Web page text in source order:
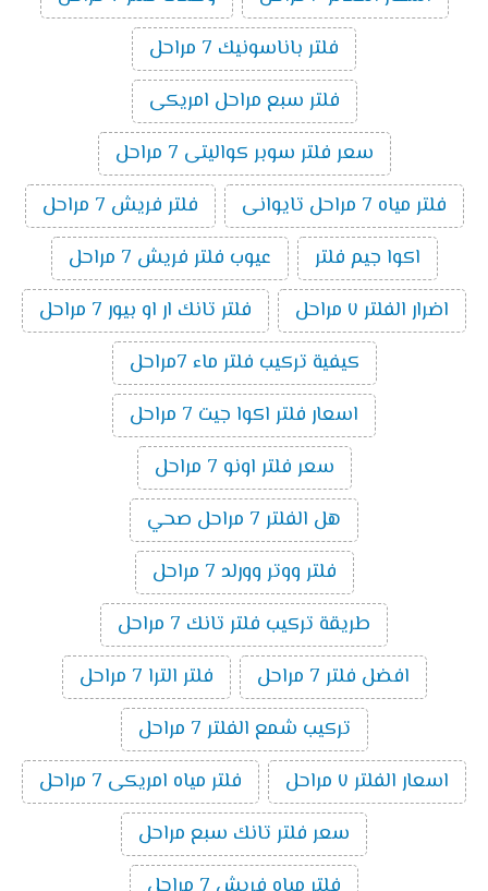
فلتر باناسونيك 7 مراحل
فلتر سبع مراحل امريكى
سعر فلتر سوبر كواليتى 7 مراحل
فلتر مياه 7 مراحل تايوانى
فلتر فريش 7 مراحل
اكوا جيم فلتر
عيوب فلتر فريش 7 مراحل
اضرار الفلتر ٧ مراحل
فلتر تانك ار او بيور 7 مراحل
كيفية تركيب فلتر ماء 7مراحل
اسعار فلتر اكوا جيت 7 مراحل
سعر فلتر اونو 7 مراحل
هل الفلتر 7 مراحل صحي
فلتر ووتر وورلد 7 مراحل
طريقة تركيب فلتر تانك 7 مراحل
افضل فلتر 7 مراحل
فلتر الترا 7 مراحل
تركيب شمع الفلتر 7 مراحل
اسعار الفلتر ٧ مراحل
فلتر مياه امريكى 7 مراحل
سعر فلتر تانك سبع مراحل